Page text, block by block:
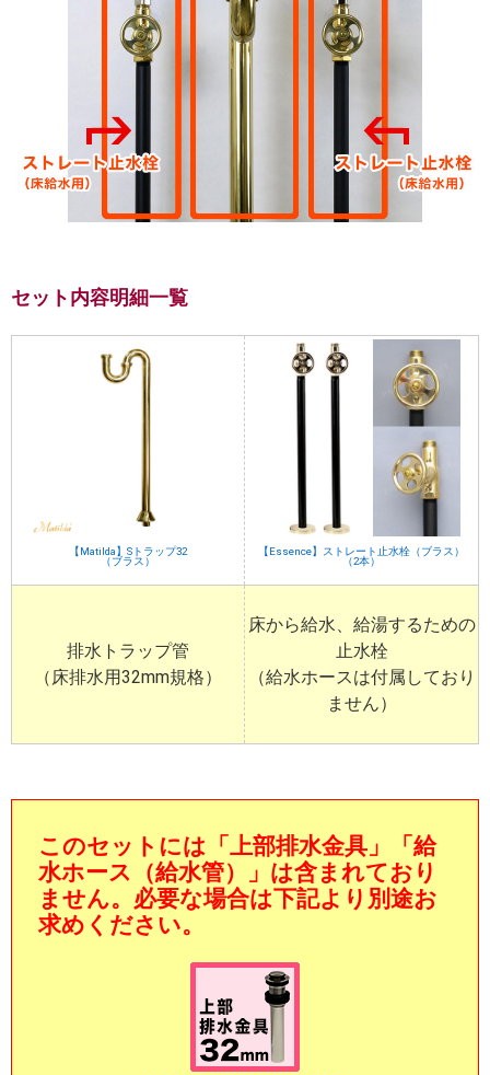
セット内容明細一覧
【Matilda】Sトラップ32
（ブラス）
【Essence】ストレート止水栓（ブラス）
（2本）
排水トラップ管
（床排水用32mm規格）
床から給水、給湯するための
止水栓
（給水ホースは付属しており
ません）
このセットには 「上部排水金具」「給
水ホース（給水管）」 は含まれており
ません。必要な場合は下記より別途お
求めください。